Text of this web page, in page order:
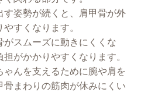
す姿勢が続くと、肩甲骨が外
すくなります。
がスムーズに動きにくくな
がかかりやすくなります。
んを支えるために腕や肩を
まわりの筋肉が休みにくい